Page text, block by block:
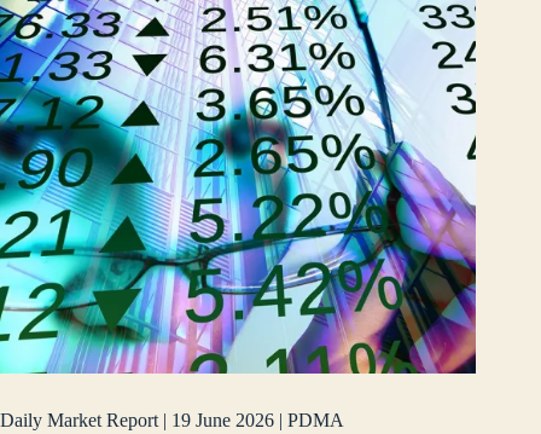
Daily Market Report | 19 June 2026 | PDMA